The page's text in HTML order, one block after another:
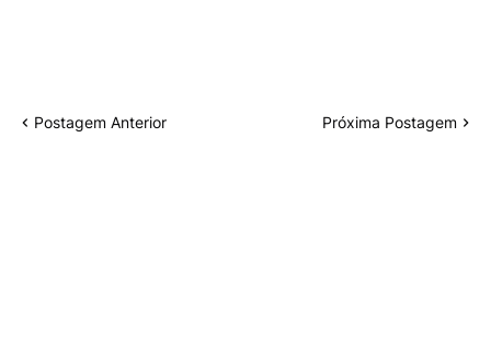
Postagem Anterior Próxima Postagem